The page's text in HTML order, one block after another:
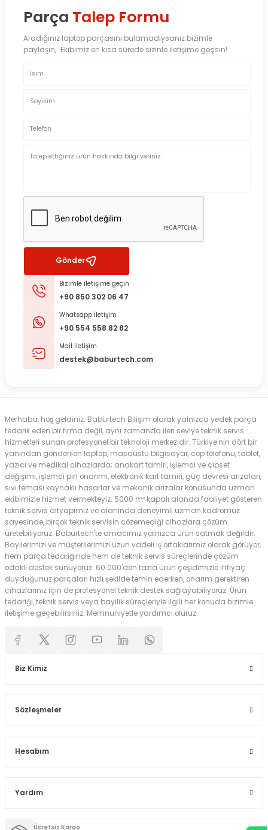
Parça Talep Formu
Aradığınız laptop parçasını bulamadıysanız bizimle
paylaşın, Ekibimiz en kısa sürede sizinle iletişime geçsin!
Gönder
Bizimle iletişime geçin
+90 850 302 06 47
Whatsapp İletişim
+90 554 558 82 82
Mail iletişim
destek@baburtech.com
Merhaba, hoş geldiniz. Baburtech Bilişim olarak yalnızca yedek parça
tedarik eden bir firma değil, aynı zamanda ileri seviye teknik servis
hizmetleri sunan profesyonel bir teknoloji merkezidir. Türkiye'nin dört bir
yanından gönderilen laptop, masaüstü bilgisayar, cep telefonu, tablet,
yazıcı ve medikal cihazlarda; anakart tamiri, işlemci ve çipset
değişimi, işlemci pin onarımı, elektronik kart tamiri, güç devresi arızaları,
sıvı teması kaynaklı hasarlar ve mekanik arızalar konusunda uzman
ekibimizle hizmet vermekteyiz. 5000 m² kapalı alanda faaliyet gösteren
teknik servis altyapımız ve alanında deneyimli uzman kadromuz
sayesinde, birçok teknik servisin çözemediği cihazlara çözüm
üretebiliyoruz. Baburtech'te amacımız yalnızca ürün satmak değildir.
Bayilerimizi ve müşterilerimizi uzun vadeli iş ortaklarımız olarak görüyor,
hem parça tedariğinde hem de teknik servis süreçlerinde çözüm
odaklı destek sunuyoruz. 60.000'den fazla ürün çeşidimizle ihtiyaç
duyduğunuz parçaları hızlı şekilde temin ederken, onarım gerektiren
cihazlarınız için de profesyonel teknik destek sağlayabiliyoruz. Ürün
tedariği, teknik servis veya bayilik süreçleriyle ilgili her konuda bizimle
iletişime geçebilirsiniz. Memnuniyetle yardımcı oluruz.
Biz Kimiz
Sözleşmeler
Hesabım
Yardım
Ücretsiz Kargo